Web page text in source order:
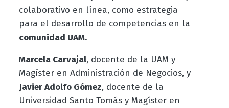
colaborativo en línea, como estrategia
para el desarrollo de competencias en la
comunidad UAM.
Marcela Carvajal, docente de la UAM y
Magíster en Administración de Negocios, y
Javier Adolfo Gómez, docente de la
Universidad Santo Tomás y Magíster en